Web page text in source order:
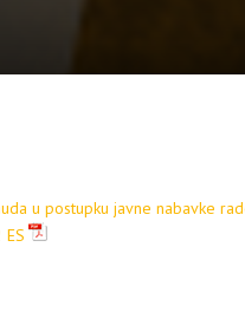
u postupku javne nabavke